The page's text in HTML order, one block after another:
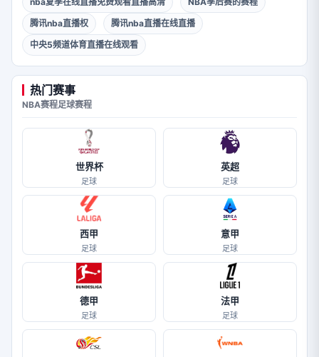
腾讯nba直播权
腾讯nba直播在线直播
中央5频道体育直播在线观看
热门赛事
NBA赛程足球赛程
世界杯
足球
英超
足球
西甲
足球
意甲
足球
德甲
足球
法甲
足球